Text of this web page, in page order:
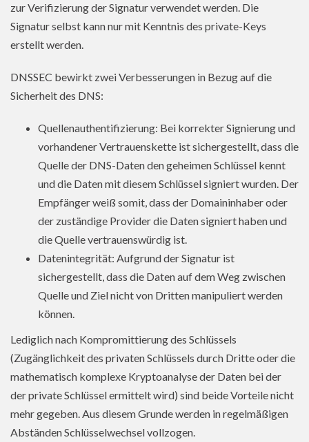
zur Verifizierung der Signatur verwendet werden. Die
Signatur selbst kann nur mit Kenntnis des private-Keys
erstellt werden.
DNSSEC bewirkt zwei Verbesserungen in Bezug auf die
Sicherheit des DNS:
Quellenauthentifizierung: Bei korrekter Signierung und
vorhandener Vertrauenskette ist sichergestellt, dass die
Quelle der DNS-Daten den geheimen Schlüssel kennt
und die Daten mit diesem Schlüssel signiert wurden. Der
Empfänger weiß somit, dass der Domaininhaber oder
der zuständige Provider die Daten signiert haben und
die Quelle vertrauenswürdig ist.
Datenintegrität: Aufgrund der Signatur ist
sichergestellt, dass die Daten auf dem Weg zwischen
Quelle und Ziel nicht von Dritten manipuliert werden
können.
Lediglich nach Kompromittierung des Schlüssels
(Zugänglichkeit des privaten Schlüssels durch Dritte oder die
mathematisch komplexe Kryptoanalyse der Daten bei der
der private Schlüssel ermittelt wird) sind beide Vorteile nicht
mehr gegeben. Aus diesem Grunde werden in regelmäßigen
Abständen Schlüsselwechsel vollzogen.